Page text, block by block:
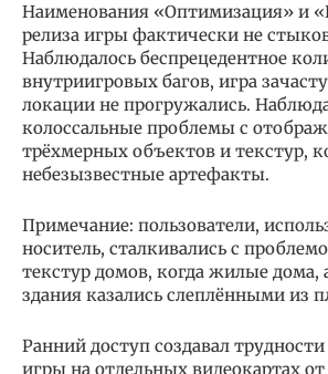
Наименования «Оптимизация» и
релиза игры фактически не
Наблюдалось беспрецедентное
внутриигровых багов, игра
локации не прогружались.
колоссальные проблемы с
трёхмерных объектов и текстур,
небезызвестные артефакты.
Примечание: пользователи,
носитель, сталкивались с
текстур домов, когда жилые дома,
здания казались слеплёнными из
Ранний доступ создавал
игры на отдельных видеокартах